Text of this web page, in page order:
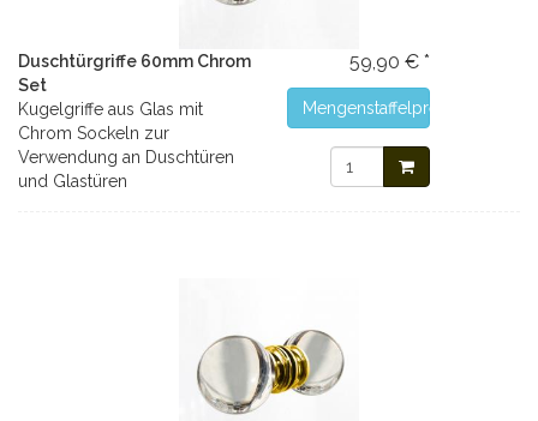
Duschtürgriffe 60mm Chrom
Set
Kugelgriffe aus Glas mit
Chrom Sockeln zur
Verwendung an Duschtüren
und Glastüren
59,90 € *
Mengenstaffelpreise